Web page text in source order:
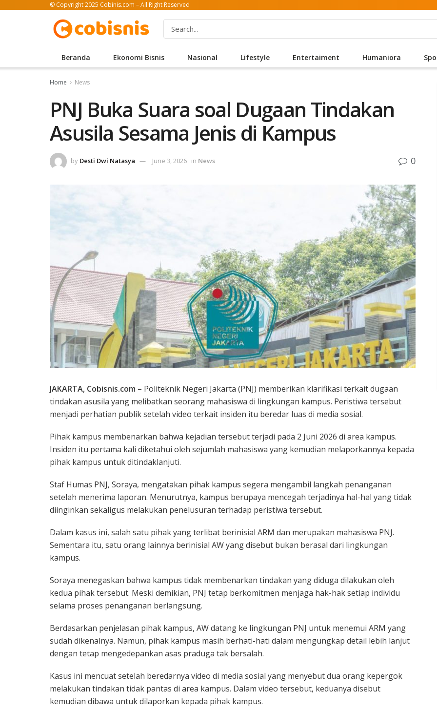
© Copyright 2025 Cobinis.com – All Right Reserved
Beranda Ekonomi Bisnis Nasional Lifestyle Entertaiment Humaniora
Home News
PNJ Buka Suara soal Dugaan Tindakan
Asusila Sesama Jenis di Kampus
by Desti Dwi Natasya June 3, 2026 in News 0
JAKARTA, Cobisnis.com – Politeknik Negeri Jakarta (PNJ) memberikan klarifikasi terkait dugaan
tindakan asusila yang melibatkan seorang mahasiswa di lingkungan kampus. Peristiwa tersebut
menjadi perhatian publik setelah video terkait insiden itu beredar luas di media sosial.
Pihak kampus membenarkan bahwa kejadian tersebut terjadi pada 2 Juni 2026 di area kampus.
Insiden itu pertama kali diketahui oleh sejumlah mahasiswa yang kemudian melaporkannya kepada
pihak kampus untuk ditindaklanjuti.
Staf Humas PNJ, Soraya, mengatakan pihak kampus segera mengambil langkah penanganan
setelah menerima laporan. Menurutnya, kampus berupaya mencegah terjadinya hal-hal yang tidak
diinginkan sekaligus melakukan penelusuran terhadap peristiwa tersebut.
Dalam kasus ini, salah satu pihak yang terlibat berinisial ARM dan merupakan mahasiswa PNJ.
Sementara itu, satu orang lainnya berinisial AW yang disebut bukan berasal dari lingkungan
kampus.
Soraya menegaskan bahwa kampus tidak membenarkan tindakan yang diduga dilakukan oleh
kedua pihak tersebut. Meski demikian, PNJ tetap berkomitmen menjaga hak-hak setiap individu
selama proses penanganan berlangsung.
Berdasarkan penjelasan pihak kampus, AW datang ke lingkungan PNJ untuk menemui ARM yang
sudah dikenalnya. Namun, pihak kampus masih berhati-hati dalam mengungkap detail lebih lanjut
dengan tetap mengedepankan asas praduga tak bersalah.
Kasus ini mencuat setelah beredarnya video di media sosial yang menyebut dua orang kepergok
melakukan tindakan tidak pantas di area kampus. Dalam video tersebut, keduanya disebut
kemudian dibawa untuk dilaporkan kepada pihak kampus.